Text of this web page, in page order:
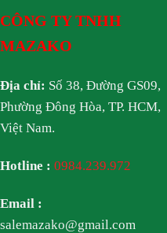
CÔNG TY TNHH
MAZAKO
Địa chỉ: Số 38, Đường GS09,
Phường Đông Hòa, TP. HCM,
Việt Nam.
Hotline : 0984.239.972
Email :
salemazako@gmail.com